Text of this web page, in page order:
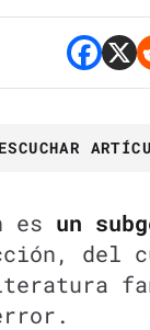
ESCUCHAR
es un
del